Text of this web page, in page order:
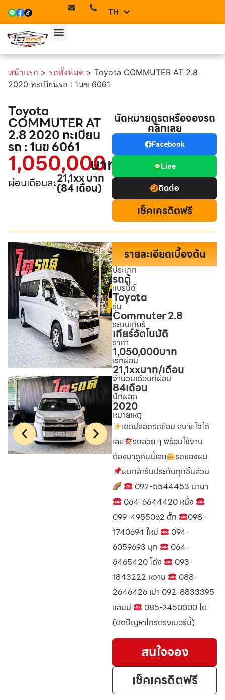
TH
EN
หน้าแรก > รถทั้งหมด > Toyota COMMUTER AT 2.8
2020 ทะเบียนรถ : 1นข 6061
Toyota
COMMUTER AT
2.8 2020 ทะเบียน
รถ : 1นข 6061
1,050,000
บาท
ผ่อนเดือนละ21,1xx บาท
(84 เดือน)
นัดหมายดูรถหรือจองรถ
คลิกเลย
Facebook
Line
ติดต่อ
เช็คเครดิตฟรี
รายละเอียดเบื้องต้น
ประเภท
รถตู้
แบรนด์
Toyota
รุ่น
Commuter 2.8
ระบบเกียร์
เกียร์อัตโนมัติ
ราคา
1,050,000บาท
เรทผ่อน
21,1xxบาท/เดือน
จำนวนเดือนที่ผ่อน
84เดือน
ปีที่ผลิต
2020
หมายเหตุ
เขตปลอดรถย้อม สบายใจได้
เลย
รถสวย ๆ พร้อมใช้งาน
ต้องมาดูคันนี้เลย
รถของผม
ผมกล้ารับประกันทุกชิ้นส่วน
092-5544453 นานา
064-6644420 หนึ่ง
099-4955062 ตั๊ก
098-
1740694 ใหม่
094-
6059693 มุก
064-
6465420 โด่ง
093-
1843222 หวาน
088-
2646426 เปา 092-8833395
แอมมี
085-2450000 โต
(ติดปัญหาโทรตรงเบอร์นี้)
สนใจจอง
เช็คเครดิตฟรี